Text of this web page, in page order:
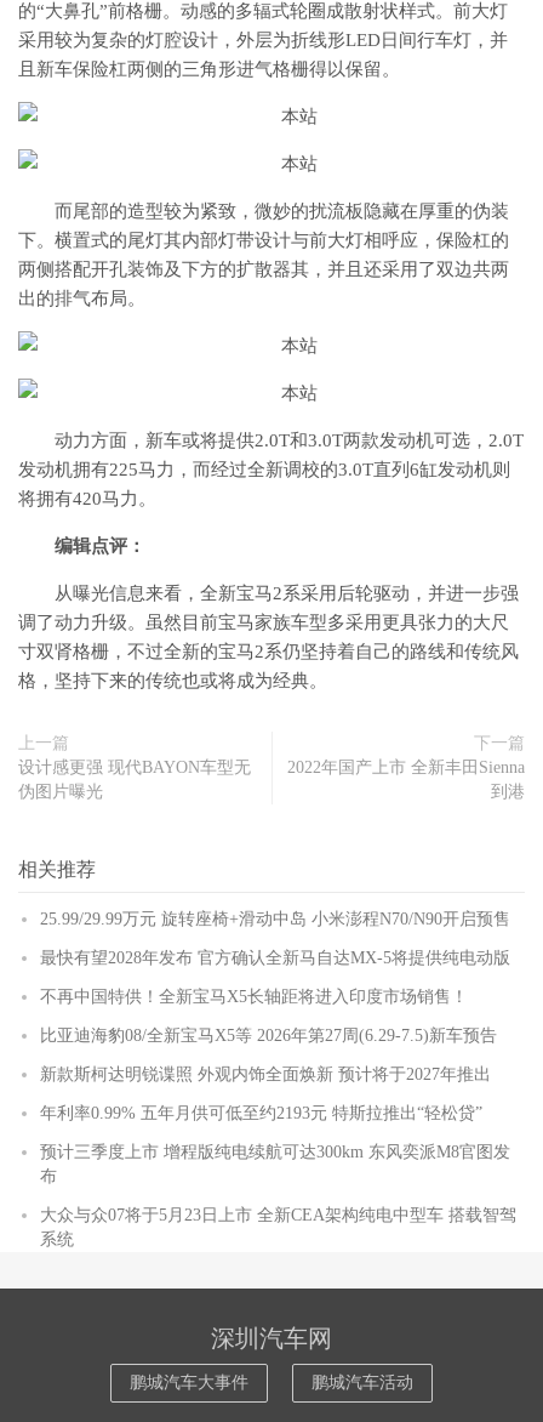
的“大鼻孔”前格栅。动感的多辐式轮圈成散射状样式。前大灯
采用较为复杂的灯腔设计，外层为折线形LED日间行车灯，并
且新车保险杠两侧的三角形进气格栅得以保留。
而尾部的造型较为紧致，微妙的扰流板隐藏在厚重的伪装
下。横置式的尾灯其内部灯带设计与前大灯相呼应，保险杠的
两侧搭配开孔装饰及下方的扩散器其，并且还采用了双边共两
出的排气布局。
动力方面，新车或将提供2.0T和3.0T两款发动机可选，2.0T
发动机拥有225马力，而经过全新调校的3.0T直列6缸发动机则
将拥有420马力。
编辑点评：
从曝光信息来看，全新宝马2系采用后轮驱动，并进一步强
调了动力升级。虽然目前宝马家族车型多采用更具张力的大尺
寸双肾格栅，不过全新的宝马2系仍坚持着自己的路线和传统风
格，坚持下来的传统也或将成为经典。
上一篇
设计感更强 现代BAYON车型无
伪图片曝光
下一篇
2022年国产上市 全新丰田Sienna
到港
相关推荐
25.99/29.99万元 旋转座椅+滑动中岛 小米澎程N70/N90开启预售
最快有望2028年发布 官方确认全新马自达MX-5将提供纯电动版
不再中国特供！全新宝马X5长轴距将进入印度市场销售！
比亚迪海豹08/全新宝马X5等 2026年第27周(6.29-7.5)新车预告
新款斯柯达明锐谍照 外观内饰全面焕新 预计将于2027年推出
年利率0.99% 五年月供可低至约2193元 特斯拉推出“轻松贷”
预计三季度上市 增程版纯电续航可达300km 东风奕派M8官图发
布
大众与众07将于5月23日上市 全新CEA架构纯电中型车 搭载智驾
系统
深圳汽车网
鹏城汽车大事件 鹏城汽车活动